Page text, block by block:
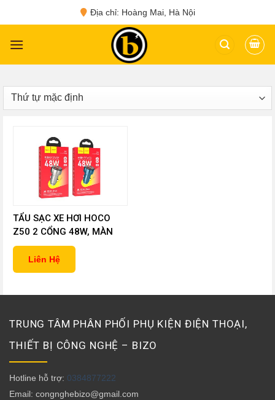
to
content
Địa chỉ: Hoàng Mai, Hà Nội
TẨU SẠC XE HƠI HOCO
Z50 2 CỔNG 48W, MÀN
HÌNH LED
Liên Hệ
TRUNG TÂM PHÂN PHỐI PHỤ KIỆN ĐIỆN THOẠI,
THIẾT BỊ CÔNG NGHỆ – BIZO
Hotline hỗ trợ: 0384877222
Email: congnghebizo@gmail.com